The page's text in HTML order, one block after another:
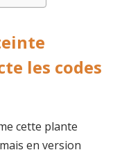
les codes
cette plante
en version